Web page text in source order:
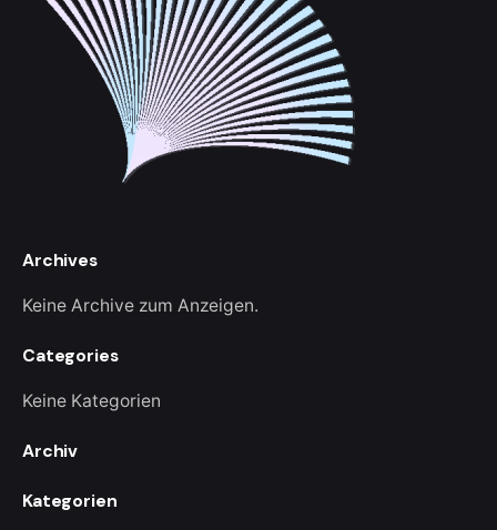
Archives
Keine Archive zum Anzeigen.
Categories
Keine Kategorien
Archiv
Kategorien